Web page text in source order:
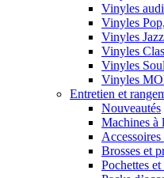
Vinyles
Vinyles
Vinyles Jazz
Vinyles
Vinyles
Vinyles
Entretien et
Nouveautés
Machines à
Brosses et
Pochettes